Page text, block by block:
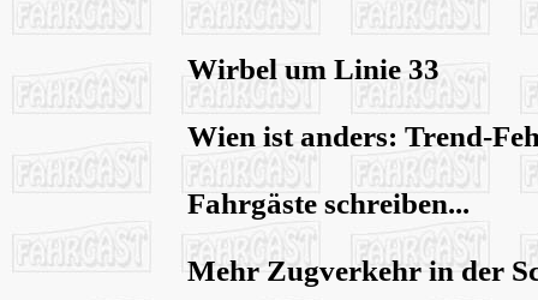
Wirbel um Linie 33
Wien ist anders: Trend-
Fahrgäste schreiben...
Mehr Zugverkehr in der